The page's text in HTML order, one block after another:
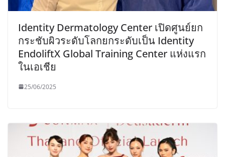
Identity Dermatology Center เปิดศูนย์ยก
กระชับผิวระดับโลกยกระดับเป็น Identity
EndoliftX Global Training Center แห่งแรก
ในเอเชีย
25/06/2025